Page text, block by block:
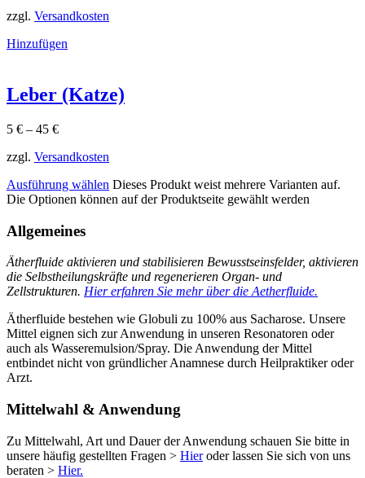
zzgl. Versandkosten
Hinzufügen
Leber (Katze)
5 € – 45 €
zzgl. Versandkosten
Ausführung wählen Dieses Produkt weist mehrere Varianten auf.
Die Optionen können auf der Produktseite gewählt werden
Allgemeines
Ätherfluide aktivieren und stabilisieren Bewusstseinsfelder, aktivieren
die Selbstheilungskräfte und regenerieren Organ- und
Zellstrukturen. Hier erfahren Sie mehr über die Aetherfluide.
Ätherfluide bestehen wie Globuli zu 100% aus Sacharose. Unsere
Mittel eignen sich zur Anwendung in unseren Resonatoren oder
auch als Wasseremulsion/Spray. Die Anwendung der Mittel
entbindet nicht von gründlicher Anamnese durch Heilpraktiker oder
Arzt.
Mittelwahl & Anwendung
Zu Mittelwahl, Art und Dauer der Anwendung schauen Sie bitte in
unsere häufig gestellten Fragen > Hieroder lassen Sie sich von uns
beraten > Hier.